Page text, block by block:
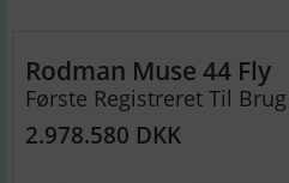
Rodman Muse 44 Fly
Første Registreret Til
2.978.580 DKK